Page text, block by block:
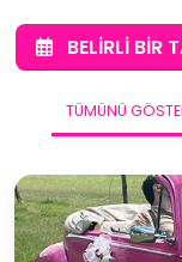
BELIRLI BIR
TÜMÜNÜ